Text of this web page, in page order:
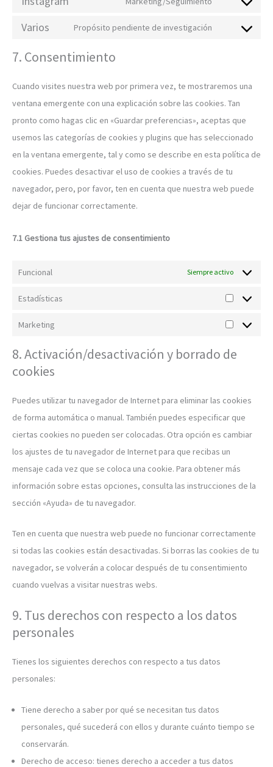
Varios Propósito pendiente de investigación
7. Consentimiento
Cuando visites nuestra web por primera vez, te mostraremos una
ventana emergente con una explicación sobre las cookies. Tan
pronto como hagas clic en «Guardar preferencias», aceptas que
usemos las categorías de cookies y plugins que has seleccionado
en la ventana emergente, tal y como se describe en esta política de
cookies. Puedes desactivar el uso de cookies a través de tu
navegador, pero, por favor, ten en cuenta que nuestra web puede
dejar de funcionar correctamente.
7.1 Gestiona tus ajustes de consentimiento
Funcional Siempre activo
Estadísticas
Marketing
8. Activación/desactivación y borrado de
cookies
Puedes utilizar tu navegador de Internet para eliminar las cookies
de forma automática o manual. También puedes especificar que
ciertas cookies no pueden ser colocadas. Otra opción es cambiar
los ajustes de tu navegador de Internet para que recibas un
mensaje cada vez que se coloca una cookie. Para obtener más
información sobre estas opciones, consulta las instrucciones de la
sección «Ayuda» de tu navegador.
Ten en cuenta que nuestra web puede no funcionar correctamente
si todas las cookies están desactivadas. Si borras las cookies de tu
navegador, se volverán a colocar después de tu consentimiento
cuando vuelvas a visitar nuestras webs.
9. Tus derechos con respecto a los datos
personales
Tienes los siguientes derechos con respecto a tus datos
personales:
Tiene derecho a saber por qué se necesitan tus datos
personales, qué sucederá con ellos y durante cuánto tiempo se
conservarán.
Derecho de acceso: tienes derecho a acceder a tus datos